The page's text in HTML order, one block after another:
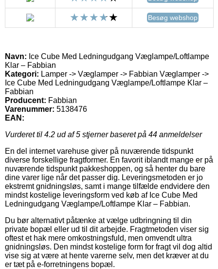
Besøg webshop
Navn: Ice Cube Med Ledningudgang Væglampe/Loftlampe
Klar – Fabbian
Kategori: Lamper -> Væglamper -> Fabbian Væglamper ->
Ice Cube Med Ledningudgang Væglampe/Loftlampe Klar –
Fabbian
Producent: Fabbian
Varenummer: 5138476
EAN:
Vurderet til 4.2 ud af 5 stjerner baseret på 44 anmeldelser
En del internet varehuse giver på nuværende tidspunkt
diverse forskellige fragtformer. En favorit iblandt mange er på
nuværende tidspunkt pakkeshoppen, og så henter du bare
dine varer lige når det passer dig. Leveringsmetoden er jo
ekstremt gnidningsløs, samt i mange tilfælde endvidere den
mindst kostelige leveringsform ved køb af Ice Cube Med
Ledningudgang Væglampe/Loftlampe Klar – Fabbian.
Du bør alternativt påtænke at vælge udbringning til din
private bopæl eller ud til dit arbejde. Fragtmetoden viser sig
oftest et hak mere omkostningsfuld, men omvendt ultra
gnidningsløs. Den mindst kostelige form for fragt vil dog altid
vise sig at være at hente varerne selv, men det kræver at du
er tæt på e-forretningens bopæl.